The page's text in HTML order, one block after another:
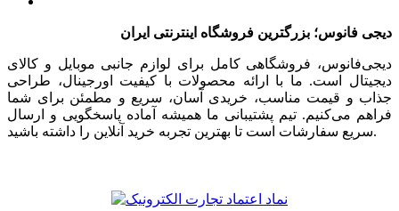
دیجی فانوس؛ بزرگترین فروشگاه اینترنتی ایران
دیجی‌فانوس، فروشگاهی کامل برای لوازم جانبی موبایل و کالای
دیجیتال است. ما با ارائه محصولات با کیفیت اورجینال، طراحی
جذاب و قیمت مناسب، خریدی آسان، سریع و مطمئن برای شما
فراهم می‌کنیم. تیم پشتیبانی ما همیشه آماده پاسخگویی و ارسال
سریع سفارشات است تا بهترین تجربه خرید آنلاین را داشته باشید.